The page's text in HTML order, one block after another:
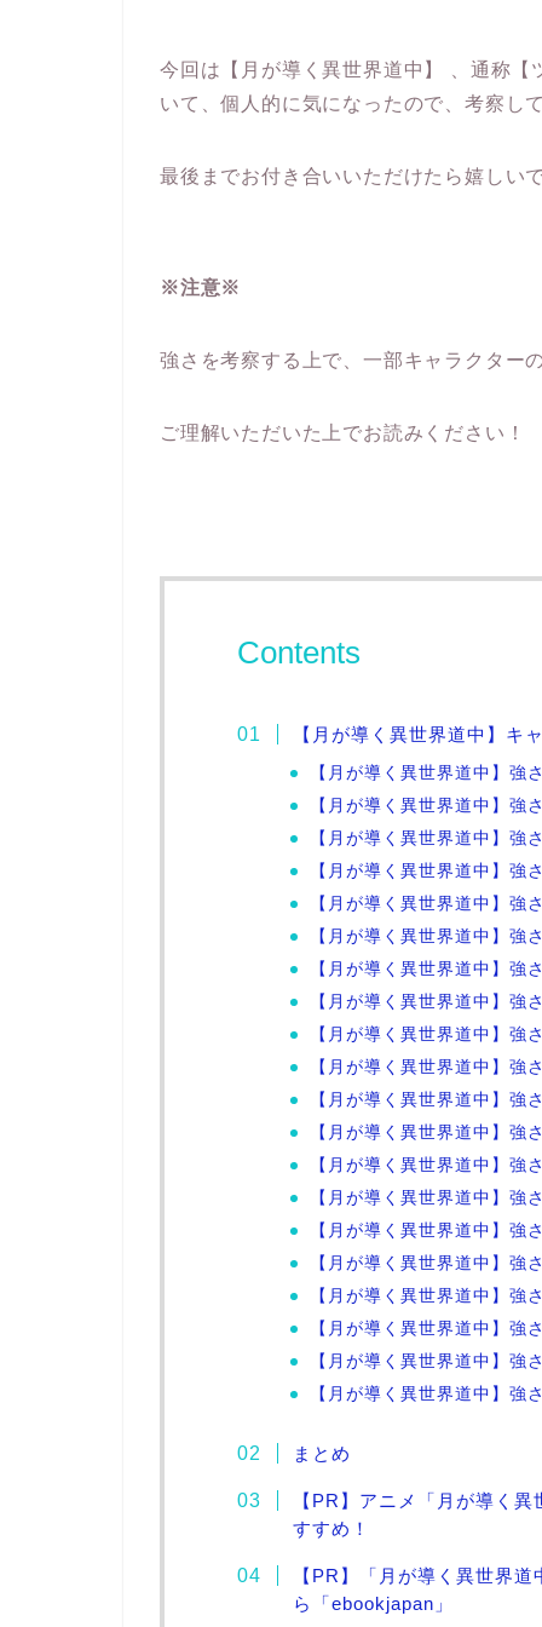
今回は【月が導く異世界道中】 、通称
いて、個人的に気になったので、考察し
最後までお付き合いいただけたら嬉しい
※注意※
強さを考察する上で、一部キャラクター
ご理解いただいた上でお読みください！
Contents
【月が導く異世界道中】キ
【月が導く異世界道中】
【月が導く異世界道中】
【月が導く異世界道中】
【月が導く異世界道中】
【月が導く異世界道中】
【月が導く異世界道中】
【月が導く異世界道中】
【月が導く異世界道中】
【月が導く異世界道中】
【月が導く異世界道中】
【月が導く異世界道中】
【月が導く異世界道中】
【月が導く異世界道中】
【月が導く異世界道中】
【月が導く異世界道中】
【月が導く異世界道中】
【月が導く異世界道中】
【月が導く異世界道中】
【月が導く異世界道中】
【月が導く異世界道中】
まとめ
【PR】アニメ「月が導く
すすめ！
【PR】「月が導く異世界
ら「ebookjapan」